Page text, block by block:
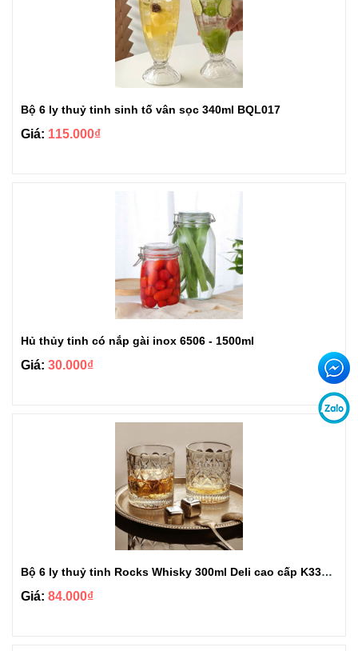
Bộ 6 ly thuỷ tinh sinh tố vân sọc 340ml BQL017
Giá: 115.000₫
Hủ thủy tinh có nắp gài inox 6506 - 1500ml
Giá: 30.000₫
Bộ 6 ly thuỷ tinh Rocks Whisky 300ml Deli cao cấp K3326AC
Giá: 84.000₫